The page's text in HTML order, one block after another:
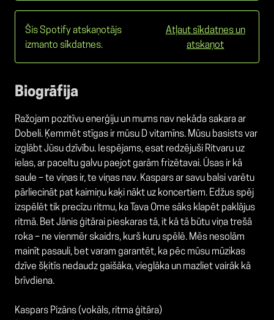
Šis Spotify atskaņotājs
izmanto sīkdatnes.
Atļaut sīkdatnes un
atskaņot
Biogrāfija
Ražojam pozitīvu enerģiju un mums nav nekāda sakara ar
Dobeli. Ķemmēt stīgas ir mūsu D vitamīns. Mūsu basists var
izglābt Jūsu dzīvību. Iespējams, esat redzējuši Ritvaru uz
ielas, ar paceltu galvu paejot garām frizētavai. Ūsas ir kā
saule – te viņas ir, te viņas nav. Kaspars ar savu balsi varētu
pārliecināt pat kaimiņu kaķi nākt uz koncertiem. Edžus spēj
izspēlēt tik precīzu ritmu, ka Tava Ome sāks klapēt paklājus
ritmā. Bet Jānis ģitārai pieskaras tā, it kā tā būtu viņa trešā
roka – ne vienmēr skaidrs, kurš kuru spēlē. Mēs nesolām
mainīt pasauli, bet varam garantēt, ka pēc mūsu mūzikas
dzīve šķitīs nedaudz gaišāka, vieglāka un mazliet vairāk kā
brīvdiena.
Kaspars Pizāns (vokāls, ritma ģitāra)